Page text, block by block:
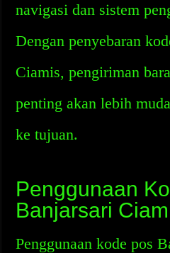
navigasi dan sistem
Dengan penyebaran
Ciamis, pengiriman
penting akan lebih
ke tujuan.
Penggunaan
Banjarsari
Penggunaan kode pos